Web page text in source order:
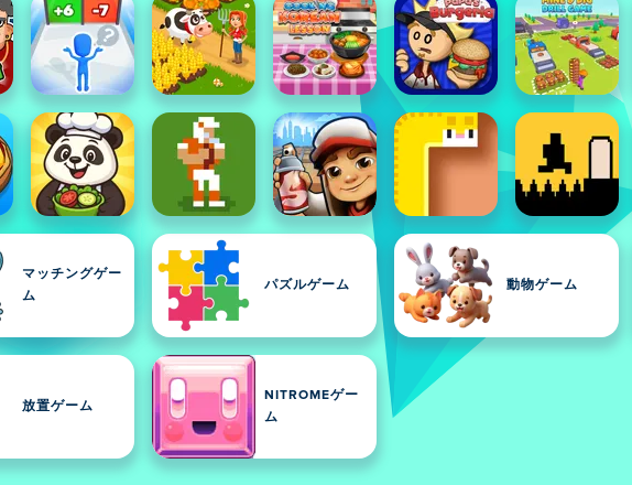
マッチングゲー
ム
パズルゲーム 動物ゲーム
放置ゲーム
NITROMEゲー
ム